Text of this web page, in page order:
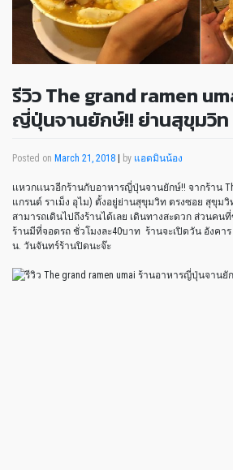
รีวิว The grand ramen
ญี่ปุ่นจานยักษ์!! ย่านสุขุมวิท
Posted on March 21, 2018 by แอดมินน้อง
เเหวกเเนวอีกร้านกับอาหารญี่ปุ่นจานยักษ์!! จากร้าน
แกรนด์ ราเม็ง อุไม) ตั้งอยู่ย่านสุขุมวิท ตรงซอย สุขุมวิ
สามารถเดินไปถึงร้านได้เลย เดินทางสะดวก ส่วนคน
ร้านมีที่จอดรถ ชั่วโมงละ40บาท ร้านจะเปิดวัน อังคาร
น. วันจันทร์ร้านปิดนะจ๊ะ